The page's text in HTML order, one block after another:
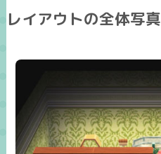
レイアウトの全体写真